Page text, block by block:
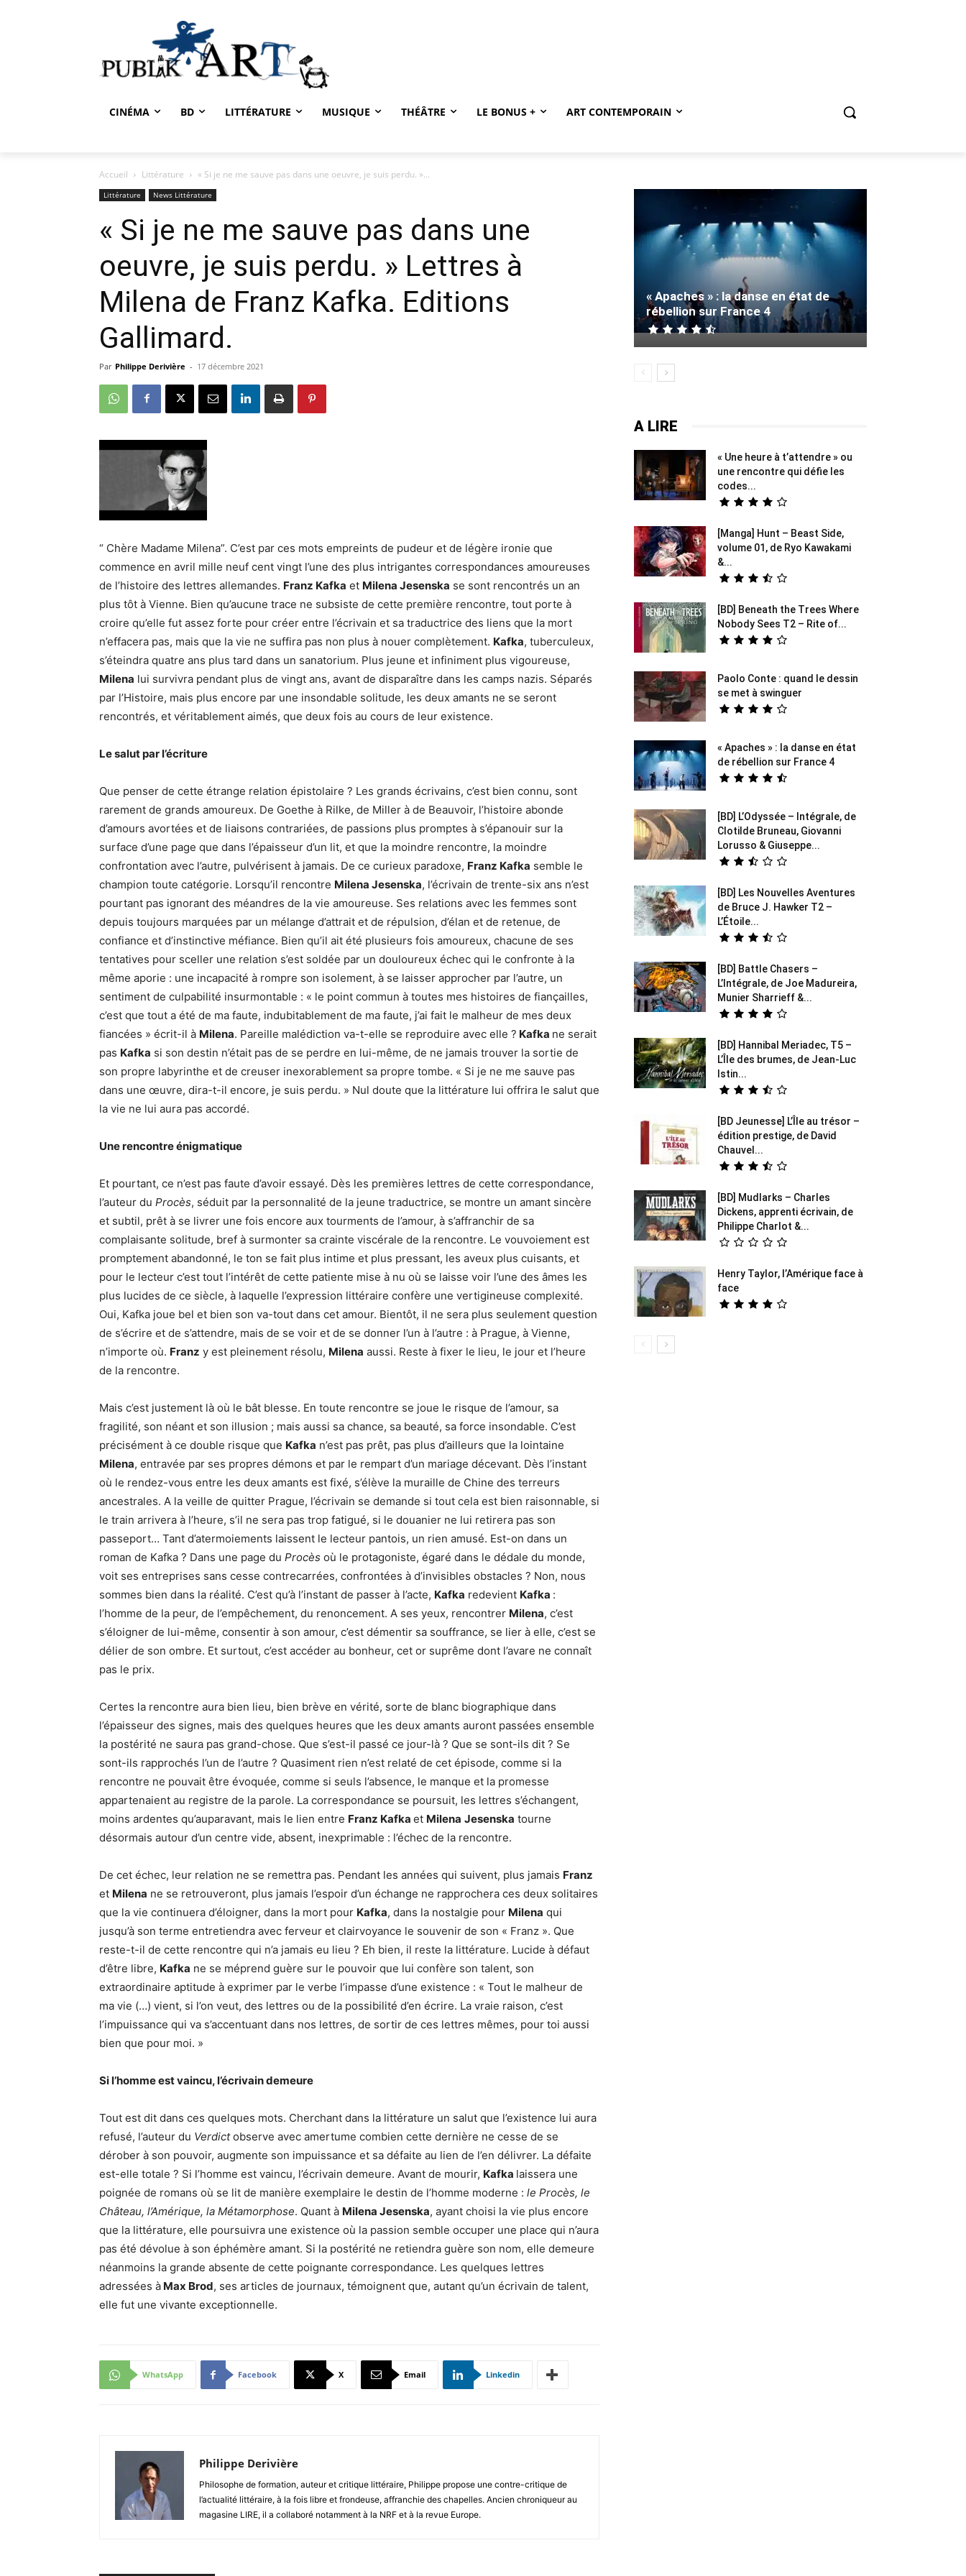
CINÉMA BD LITTÉRATURE MUSIQUE THÉÂTRE LE BONUS + ART CONTEMPORAIN
Accueil Littérature « Si je ne me sauve pas dans une oeuvre, je suis perdu. »...
Littérature News Littérature
« Si je ne me sauve pas dans une
oeuvre, je suis perdu. » Lettres à
Milena de Franz Kafka. Editions
Gallimard.
Par Philippe Derivière - 17 décembre 2021
“ Chère Madame Milena”. C’est par ces mots empreints de pudeur et de légère ironie que
commence en avril mille neuf cent vingt l’une des plus intrigantes correspondances amoureuses
de l’histoire des lettres allemandes. Franz Kafka et Milena Jesenska se sont rencontrés un an
plus tôt à Vienne. Bien qu’aucune trace ne subsiste de cette première rencontre, tout porte à
croire qu’elle fut assez forte pour créer entre l’écrivain et sa traductrice des liens que la mort
n’effacera pas, mais que la vie ne suffira pas non plus à nouer complètement. Kafka, tuberculeux,
s’éteindra quatre ans plus tard dans un sanatorium. Plus jeune et infiniment plus vigoureuse,
Milena lui survivra pendant plus de vingt ans, avant de disparaître dans les camps nazis. Séparés
par l’Histoire, mais plus encore par une insondable solitude, les deux amants ne se seront
rencontrés, et véritablement aimés, que deux fois au cours de leur existence.
Le salut par l’écriture
Que penser de cette étrange relation épistolaire ? Les grands écrivains, c’est bien connu, sont
rarement de grands amoureux. De Goethe à Rilke, de Miller à de Beauvoir, l’histoire abonde
d’amours avortées et de liaisons contrariées, de passions plus promptes à s’épanouir sur la
surface d’une page que dans l’épaisseur d’un lit, et que la moindre rencontre, la moindre
confrontation avec l’autre, pulvérisent à jamais. De ce curieux paradoxe, Franz Kafka semble le
champion toute catégorie. Lorsqu’il rencontre Milena Jesenska, l’écrivain de trente-six ans n’est
pourtant pas ignorant des méandres de la vie amoureuse. Ses relations avec les femmes sont
depuis toujours marquées par un mélange d’attrait et de répulsion, d’élan et de retenue, de
confiance et d’instinctive méfiance. Bien qu’il ait été plusieurs fois amoureux, chacune de ses
tentatives pour sceller une relation s’est soldée par un douloureux échec qui le confronte à la
même aporie : une incapacité à rompre son isolement, à se laisser approcher par l’autre, un
sentiment de culpabilité insurmontable : « le point commun à toutes mes histoires de fiançailles,
c’est que tout a été de ma faute, indubitablement de ma faute, j’ai fait le malheur de mes deux
fiancées » écrit-il à Milena. Pareille malédiction va-t-elle se reproduire avec elle ? Kafka ne serait
pas Kafka si son destin n’était pas de se perdre en lui-même, de ne jamais trouver la sortie de
son propre labyrinthe et de creuser inexorablement sa propre tombe. « Si je ne me sauve pas
dans une œuvre, dira-t-il encore, je suis perdu. » Nul doute que la littérature lui offrira le salut que
la vie ne lui aura pas accordé.
Une rencontre énigmatique
Et pourtant, ce n’est pas faute d’avoir essayé. Dès les premières lettres de cette correspondance,
l’auteur du Procès, séduit par la personnalité de la jeune traductrice, se montre un amant sincère
et subtil, prêt à se livrer une fois encore aux tourments de l’amour, à s’affranchir de sa
complaisante solitude, bref à surmonter sa crainte viscérale de la rencontre. Le vouvoiement est
promptement abandonné, le ton se fait plus intime et plus pressant, les aveux plus cuisants, et
pour le lecteur c’est tout l’intérêt de cette patiente mise à nu où se laisse voir l’une des âmes les
plus lucides de ce siècle, à laquelle l’expression littéraire confère une vertigineuse complexité.
Oui, Kafka joue bel et bien son va-tout dans cet amour. Bientôt, il ne sera plus seulement question
de s’écrire et de s’attendre, mais de se voir et de se donner l’un à l’autre : à Prague, à Vienne,
n’importe où. Franz y est pleinement résolu, Milena aussi. Reste à fixer le lieu, le jour et l’heure
de la rencontre.
Mais c’est justement là où le bât blesse. En toute rencontre se joue le risque de l’amour, sa
fragilité, son néant et son illusion ; mais aussi sa chance, sa beauté, sa force insondable. C’est
précisément à ce double risque que Kafka n’est pas prêt, pas plus d’ailleurs que la lointaine
Milena, entravée par ses propres démons et par le rempart d’un mariage décevant. Dès l’instant
où le rendez-vous entre les deux amants est fixé, s’élève la muraille de Chine des terreurs
ancestrales. A la veille de quitter Prague, l’écrivain se demande si tout cela est bien raisonnable, si
le train arrivera à l’heure, s’il ne sera pas trop fatigué, si le douanier ne lui retirera pas son
passeport… Tant d’atermoiements laissent le lecteur pantois, un rien amusé. Est-on dans un
roman de Kafka ? Dans une page du Procès où le protagoniste, égaré dans le dédale du monde,
voit ses entreprises sans cesse contrecarrées, confrontées à d’invisibles obstacles ? Non, nous
sommes bien dans la réalité. C’est qu’à l’instant de passer à l’acte, Kafka redevient Kafka :
l’homme de la peur, de l’empêchement, du renoncement. A ses yeux, rencontrer Milena, c’est
s’éloigner de lui-même, consentir à son amour, c’est démentir sa souffrance, se lier à elle, c’est se
délier de son ombre. Et surtout, c’est accéder au bonheur, cet or suprême dont l’avare ne connaît
pas le prix.
Certes la rencontre aura bien lieu, bien brève en vérité, sorte de blanc biographique dans
l’épaisseur des signes, mais des quelques heures que les deux amants auront passées ensemble
la postérité ne saura pas grand-chose. Que s’est-il passé ce jour-là ? Que se sont-ils dit ? Se
sont-ils rapprochés l’un de l’autre ? Quasiment rien n’est relaté de cet épisode, comme si la
rencontre ne pouvait être évoquée, comme si seuls l’absence, le manque et la promesse
appartenaient au registre de la parole. La correspondance se poursuit, les lettres s’échangent,
moins ardentes qu’auparavant, mais le lien entre Franz Kafka et Milena Jesenska tourne
désormais autour d’un centre vide, absent, inexprimable : l’échec de la rencontre.
De cet échec, leur relation ne se remettra pas. Pendant les années qui suivent, plus jamais Franz
et Milena ne se retrouveront, plus jamais l’espoir d’un échange ne rapprochera ces deux solitaires
que la vie continuera d’éloigner, dans la mort pour Kafka, dans la nostalgie pour Milena qui
jusqu’à son terme entretiendra avec ferveur et clairvoyance le souvenir de son « Franz ». Que
reste-t-il de cette rencontre qui n’a jamais eu lieu ? Eh bien, il reste la littérature. Lucide à défaut
d’être libre, Kafka ne se méprend guère sur le pouvoir que lui confère son talent, son
extraordinaire aptitude à exprimer par le verbe l’impasse d’une existence : « Tout le malheur de
ma vie (…) vient, si l’on veut, des lettres ou de la possibilité d’en écrire. La vraie raison, c’est
l’impuissance qui va s’accentuant dans nos lettres, de sortir de ces lettres mêmes, pour toi aussi
bien que pour moi. »
Si l’homme est vaincu, l’écrivain demeure
Tout est dit dans ces quelques mots. Cherchant dans la littérature un salut que l’existence lui aura
refusé, l’auteur du Verdictobserve avec amertume combien cette dernière ne cesse de se
dérober à son pouvoir, augmente son impuissance et sa défaite au lien de l’en délivrer. La défaite
est-elle totale ? Si l’homme est vaincu, l’écrivain demeure. Avant de mourir, Kafka laissera une
poignée de romans où se lit de manière exemplaire le destin de l’homme moderne : le Procès, le
Château, l’Amérique, la Métamorphose. Quant à Milena Jesenska, ayant choisi la vie plus encore
que la littérature, elle poursuivra une existence où la passion semble occuper une place qui n’aura
pas été dévolue à son éphémère amant. Si la postérité ne retiendra guère son nom, elle demeure
néanmoins la grande absente de cette poignante correspondance. Les quelques lettres
adressées à Max Brod, ses articles de journaux, témoignent que, autant qu’un écrivain de talent,
elle fut une vivante exceptionnelle.
WhatsApp Facebook X Email Linkedin
Philippe Derivière
Philosophe de formation, auteur et critique littéraire, Philippe propose une contre-critique de
l’actualité littéraire, à la fois libre et frondeuse, affranchie des chapelles. Ancien chroniqueur au
magasine LIRE, il a collaboré notamment à la NRF et à la revue Europe.
« Apaches » : la danse en état de
rébellion sur France 4
A LIRE
« Une heure à t’attendre » ou
une rencontre qui défie les
codes...
[Manga] Hunt – Beast Side,
volume 01, de Ryo Kawakami
&...
[BD] Beneath the Trees Where
Nobody Sees T2 – Rite of...
Paolo Conte : quand le dessin
se met à swinguer
« Apaches » : la danse en état
de rébellion sur France 4
[BD] L’Odyssée – Intégrale, de
Clotilde Bruneau, Giovanni
Lorusso & Giuseppe...
[BD] Les Nouvelles Aventures
de Bruce J. Hawker T2 –
L’Étoile...
[BD] Battle Chasers –
L’Intégrale, de Joe Madureira,
Munier Sharrieff &...
[BD] Hannibal Meriadec, T5 –
L’Île des brumes, de Jean-Luc
Istin...
[BD Jeunesse] L’Île au trésor –
édition prestige, de David
Chauvel...
[BD] Mudlarks – Charles
Dickens, apprenti écrivain, de
Philippe Charlot &...
Henry Taylor, l’Amérique face à
face